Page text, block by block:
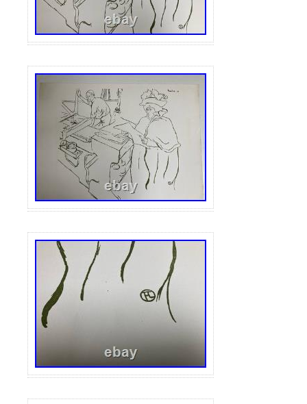
illustrations similaires sont également
principaux stylistes et designers pour
et cafés, hôtels, casinos et autres pièces
Nouveau, Classicisme, Baroque et
Renaissance et victorienne, France
Portraits, paysages, natures mortes et
les illustrations sont absolument
d’albums d’art et de tirages illustrés des
siècles. En outre, je réponds volontiers à
rapidement et vous conseille en détail.
mon matériel d’art, n’oubliez pas de
constamment mis à jour et nous serons
vous surprendre avec de nouvelles
également que toutes mes illustrations
originales imprimées et peuvent donc
d’autres illustrations au dos. Les
peuvent avoir un pli ou un pli au centre
les PIQUEURS SUR CUIVRE,
LITHOGRAPHIES, TIRAGES D’ART et